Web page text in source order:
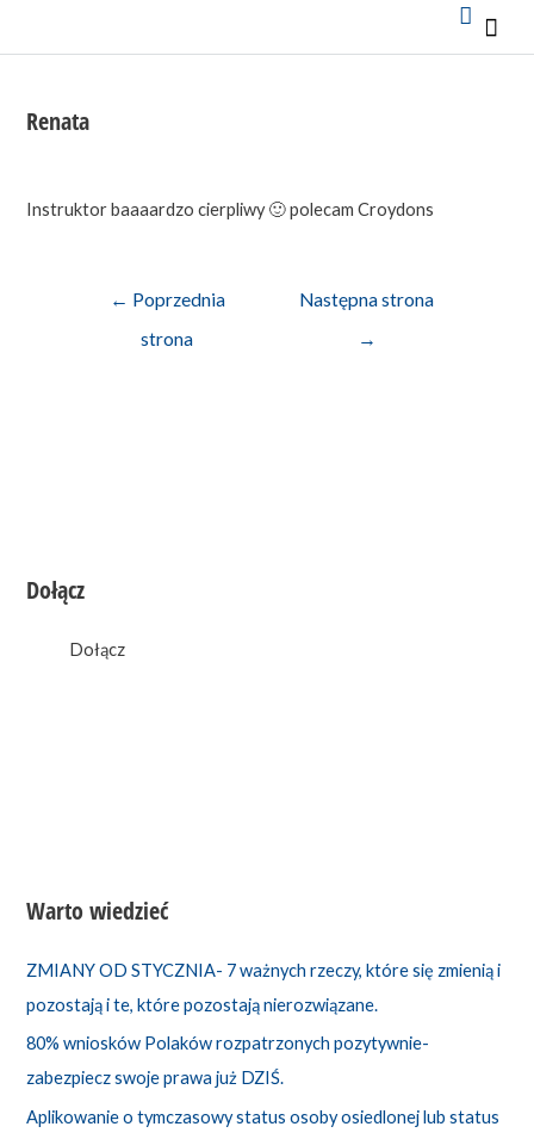
Renata
Instruktor baaaardzo cierpliwy 🙂 polecam Croydons
Nawigacja
← Poprzednia
strona
Następna strona
→
Dołącz
Dołącz
Warto wiedzieć
ZMIANY OD STYCZNIA- 7 ważnych rzeczy, które się zmienią i
pozostają i te, które pozostają nierozwiązane.
80% wniosków Polaków rozpatrzonych pozytywnie-
zabezpiecz swoje prawa już DZIŚ.
Aplikowanie o tymczasowy status osoby osiedlonej lub status